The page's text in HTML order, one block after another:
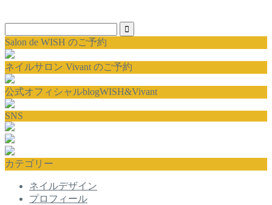
Salon de WISH のご予約
ネイルサロン Vivant のご予約
公式オフィシャルblogWISH&Vivant
SNS
カテゴリー
ネイルデザイン
プロフィール